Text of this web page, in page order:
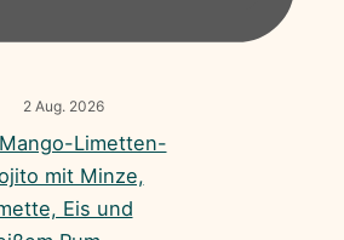
2 Aug. 2026